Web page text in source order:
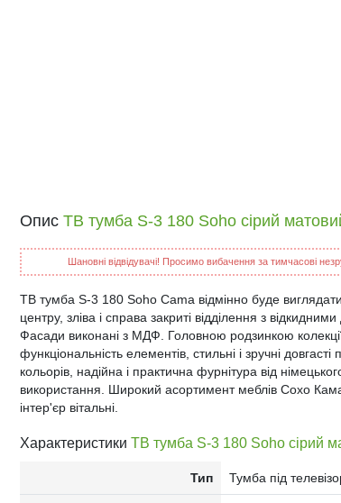
Опис ТВ тумба S-3 180 Soho сірий
Шановні відвідувачі! Просимо вибачення за тимчасові
ТВ тумба S-3 180 Soho Cama відмінно буде
центру, зліва і справа закриті відділення з
Фасади виконані з МДФ. Головною родзинкою
функціональність елементів, стильні і зручні
кольорів, надійна і практична фурнітура від
використання. Широкий асортимент меблів Сохо
інтер'єр вітальні.
Характеристики ТВ тумба S-3 180 Soho сірий
Тип Тумба під